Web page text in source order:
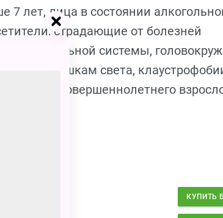
7 лет, лица в состоянии
страдающие от болезней
дыхательной системы,
к вспышкам света,
совершеннолетнего
КУПИТЬ